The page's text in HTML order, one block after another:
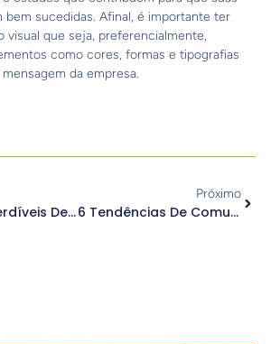
bem sucedidas. Afinal, é importante ter
visual que seja, preferencialmente,
como cores, formas e tipografias
da empresa.
10 Dicas Imperdíveis De Produção De Conteúdo Para Redes Sociais
Próximo
6 Tendências De Comunicação E Marketing Para Sua Empresa Em 2022